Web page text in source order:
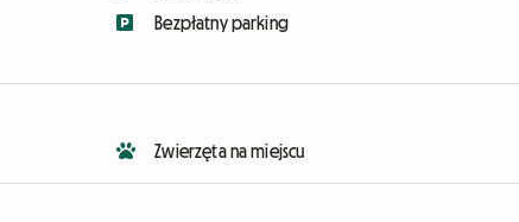
Bezpłatny parking
Zwierzęta na miejscu